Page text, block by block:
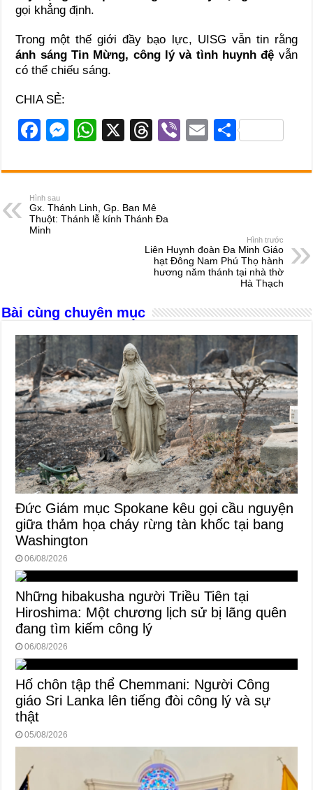
gọi khẳng định.
Trong một thế giới đầy bạo lực, UISG vẫn tin rằng
ánh sáng Tin Mừng, công lý và tình huynh đệ vẫn
có thể chiếu sáng.
CHIA SẺ:
F
c
e
b
o
M
ss
n
W
at
A
X
T
e
d
s
Vi
er
E
ail
S
ar
Hình sau
Gx. Thánh Linh, Gp. Ban Mê
Thuột: Thánh lễ kính Thánh Đa
Minh
Hình trước
Liên Huynh đoàn Đa Minh Giáo
hạt Đông Nam Phú Thọ hành
hương năm thánh tại nhà thờ
Hà Thạch
Bài cùng chuyên mục
Đức Giám mục Spokane kêu gọi cầu nguyện
giữa thảm họa cháy rừng tàn khốc tại bang
Washington
06/08/2026
Những hibakusha người Triều Tiên tại
Hiroshima: Một chương lịch sử bị lãng quên
đang tìm kiếm công lý
06/08/2026
Hố chôn tập thể Chemmani: Người Công
giáo Sri Lanka lên tiếng đòi công lý và sự
thật
05/08/2026